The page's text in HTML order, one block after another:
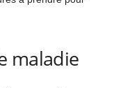
maladie